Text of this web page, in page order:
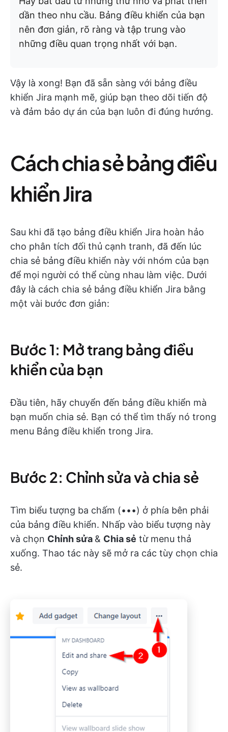
dần theo nhu cầu. Bảng điều khiển của bạn
nên đơn giản, rõ ràng và tập trung vào
những điều quan trọng nhất với bạn.
Vậy là xong! Bạn đã sẵn sàng với bảng điều
khiển Jira mạnh mẽ, giúp bạn theo dõi tiến độ
và đảm bảo dự án của bạn luôn đi đúng hướng.
Cách chia sẻ bảng điều
khiển Jira
Sau khi đã tạo bảng điều khiển Jira hoàn hảo
cho phân tích đối thủ cạnh tranh, đã đến lúc
chia sẻ bảng điều khiển này với nhóm của bạn
để mọi người có thể cùng nhau làm việc. Dưới
đây là cách chia sẻ bảng điều khiển Jira bằng
một vài bước đơn giản:
Bước 1: Mở trang bảng điều
khiển của bạn
Đầu tiên, hãy chuyển đến bảng điều khiển mà
bạn muốn chia sẻ. Bạn có thể tìm thấy nó trong
menu Bảng điều khiển trong Jira.
Bước 2: Chỉnh sửa và chia sẻ
Tìm biểu tượng ba chấm (•••) ở phía bên phải
của bảng điều khiển. Nhấp vào biểu tượng này
và chọn Chỉnh sửa & Chia sẻ từ menu thả
xuống. Thao tác này sẽ mở ra các tùy chọn chia
sẻ.